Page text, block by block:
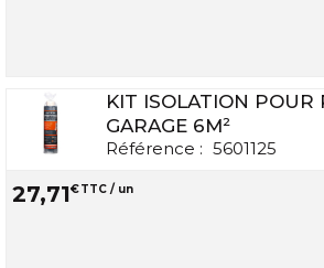
KIT ISOLATION POUR
GARAGE 6M²
Référence : 5601125
27,71€TTC / un